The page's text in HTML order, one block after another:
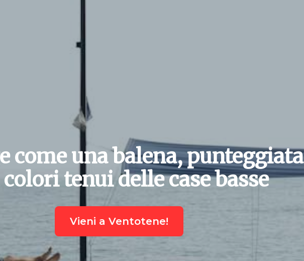
come una balena, punteggiata
tenui delle case basse
Vieni a Ventotene!